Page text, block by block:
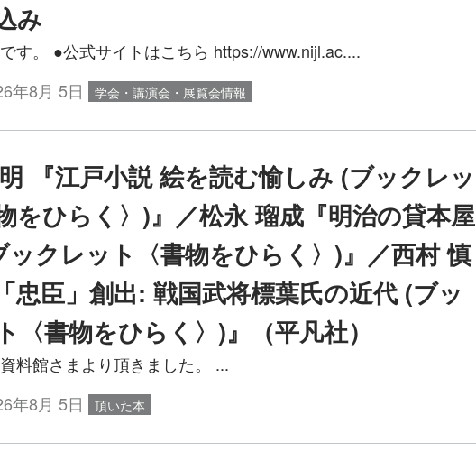
み
す。 ●公式サイトはこちら https://www.nijl.ac....
年8月 5日 学会・講演会・展覧会情報
『江戸小説 絵を読む愉しみ (ブックレッ
をひらく〉)』／松永 瑠成『明治の貸本屋
ックレット〈書物をひらく〉)』／西村 慎
忠臣」創出: 戦国武将標葉氏の近代 (ブッ
〈書物をひらく〉)』（平凡社）
料館さまより頂きました。 ...
年8月 5日 頂いた本